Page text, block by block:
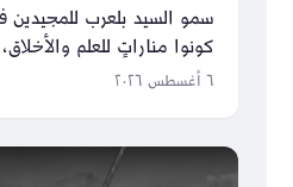
سمو السيد بلعرب للمجيدين
كونوا مناراتٍ للعلم
مستقبل عُمان
٦ أغسطس ٢٠٢٦